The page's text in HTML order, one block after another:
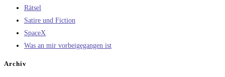
Rätsel
Satire und Fiction
SpaceX
Was an mir vorbeigegangen ist
Archiv